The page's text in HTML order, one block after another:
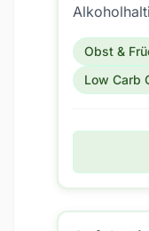
ist es
Ernährung
Obst &
Low Carb